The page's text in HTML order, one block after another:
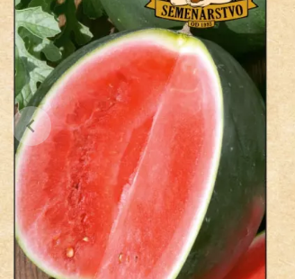
Vřesovištní rostliny
Vánoční stromky v květináčích a
řezané